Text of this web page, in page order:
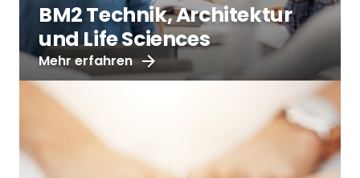
BM2 Technik, Architektur
und Life Sciences
Mehr erfahren